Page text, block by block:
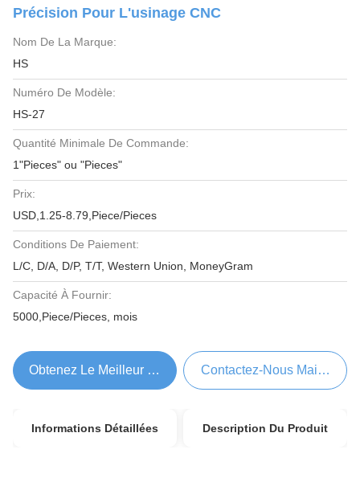
Précision Pour L'usinage CNC
Nom De La Marque:
HS
Numéro De Modèle:
HS-27
Quantité Minimale De Commande:
1"Pieces" ou "Pieces"
Prix:
USD,1.25-8.79,Piece/Pieces
Conditions De Paiement:
L/C, D/A, D/P, T/T, Western Union, MoneyGram
Capacité À Fournir:
5000,Piece/Pieces, mois
Obtenez Le Meilleur Prix Contactez-Nous Maintenant
Informations Détaillées Description Du Produit